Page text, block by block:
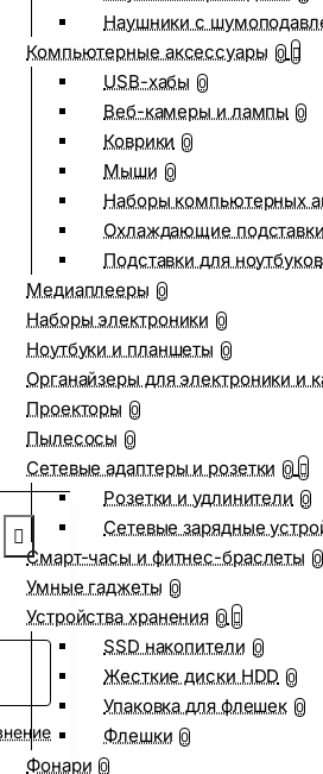
Наушники с
Компьютерные аксессуары 0
USB-хабы 0
Веб-камеры и лампы 0
Коврики 0
Мыши 0
Наборы компьютерных
Охлаждающие
Подставки для ноутбуков
Медиаплееры 0
Наборы электроники 0
Ноутбуки и планшеты 0
Органайзеры для электроники и
Проекторы 0
Пылесосы 0
Сетевые адаптеры и розетки 0
Розетки и удлинители 0
Сетевые зарядные
Смарт-часы и фитнес-браслеты 0
Умные гаджеты 0
Устройства хранения 0
SSD накопители 0
Жесткие диски HDD 0
Упаковка для флешек 0
Флешки 0
Фонари 0